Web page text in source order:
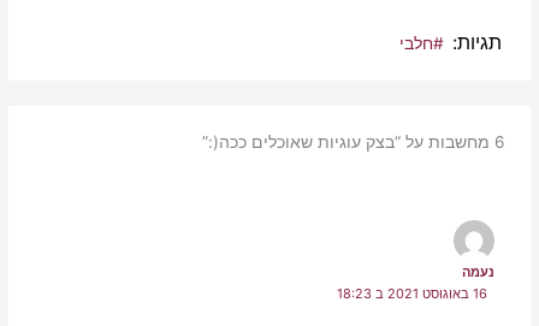
תגיות #חלבי
6 מחשבות על “בצק עוגיות שאוכלים ככה(:”
נעמה
16 באוגוסט 2021 ב 18:23